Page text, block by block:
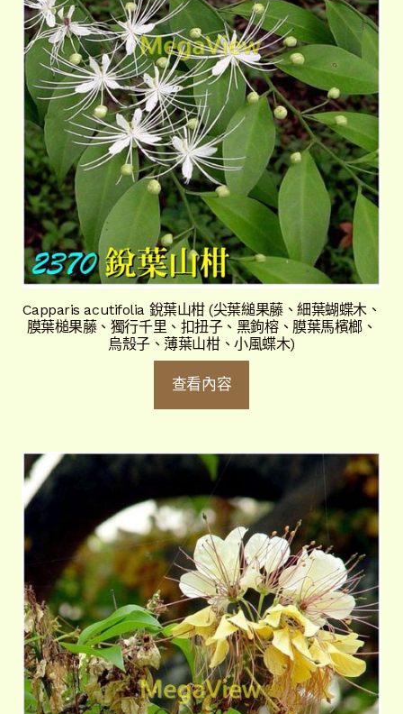
Capparis acutifolia 銳葉山柑 (尖葉縋果藤、細葉蝴蝶木、
膜葉槌果藤、獨行千里、扣扭子、黑鉤榕、膜葉馬檳榔、
烏殼子、薄葉山柑、小風蝶木)
查看內容